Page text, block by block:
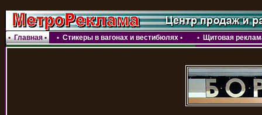
•Главная• • Стикеры в вагонах и вестибюлях • • Щитовая